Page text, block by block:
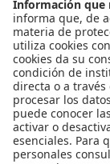
televisores.
Publicado en
Eventos
Etiquetado bajo
Grado